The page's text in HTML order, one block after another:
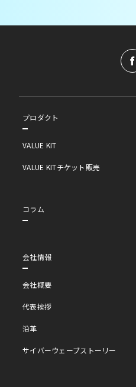
プロダクト
VALUE KIT
VALUE KITチケット販売
コラム
会社情報
会社概要
代表挨拶
沿革
サイバーウェーブストーリー